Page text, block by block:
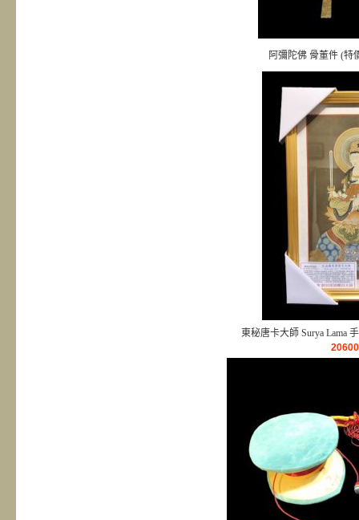
阿彌陀佛 骨董件 (特
東秘唐卡大師 Surya Lama